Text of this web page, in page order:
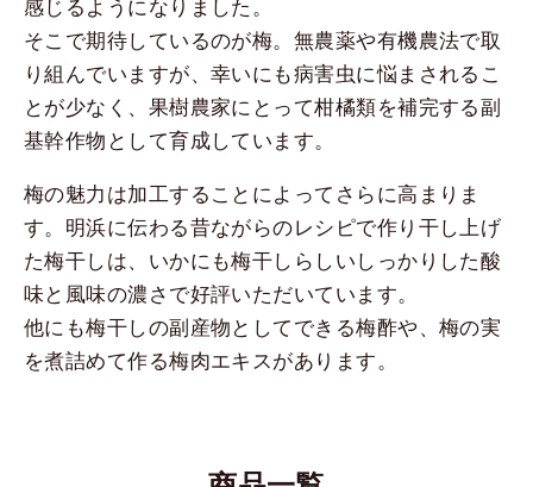
そこで期待しているのが梅。無農薬や有機農法で取
り組んでいますが、幸いにも病害虫に悩まされるこ
とが少なく、果樹農家にとって柑橘類を補完する副
基幹作物として育成しています。
梅の魅力は加工することによってさらに高まりま
す。明浜に伝わる昔ながらのレシピで作り干し上げ
た梅干しは、いかにも梅干しらしいしっかりした酸
味と風味の濃さで好評いただいています。
他にも梅干しの副産物としてできる梅酢や、梅の実
を煮詰めて作る梅肉エキスがあります。